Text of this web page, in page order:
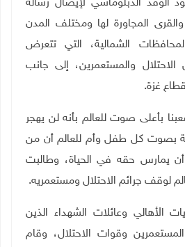
الوفد الدبلوماسي لإيصال رسالة
المجاورة لها ومختلف المدن
الشمالية، التي تتعرض
الاحتلال والمستعمرين، إلى جانب
غزة.
بأعلى صوت للعالم بأنه لن يهجر
بصوت كل طفل وأم للعالم أن من
يمارس حقه في الحياة، وطالبت
لوقف جرائم الاحتلال ومستعمريه.
الأهالي وعائلات الشهداء الذين
وقوات الاحتلال، وقام